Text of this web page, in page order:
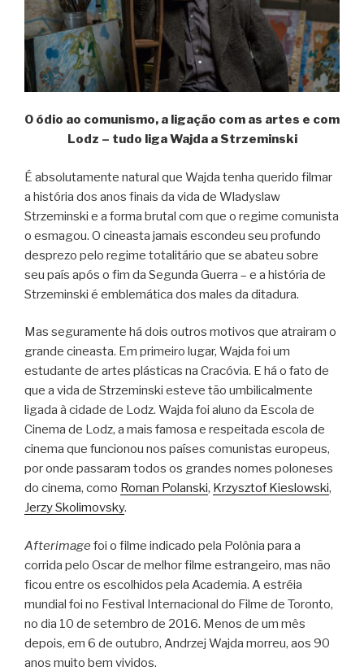
O ódio ao comunismo, a ligação com as artes e com
Lodz – tudo liga Wajda a Strzeminski
É absolutamente natural que Wajda tenha querido filmar
a história dos anos finais da vida de Wladyslaw
Strzeminski e a forma brutal com que o regime comunista
o esmagou. O cineasta jamais escondeu seu profundo
desprezo pelo regime totalitário que se abateu sobre
seu país após o fim da Segunda Guerra – e a história de
Strzeminski é emblemática dos males da ditadura.
Mas seguramente há dois outros motivos que atrairam o
grande cineasta. Em primeiro lugar, Wajda foi um
estudante de artes plásticas na Cracóvia. E há o fato de
que a vida de Strzeminski esteve tão umbilicalmente
ligada à cidade de Lodz. Wajda foi aluno da Escola de
Cinema de Lodz, a mais famosa e respeitada escola de
cinema que funcionou nos países comunistas europeus,
por onde passaram todos os grandes nomes poloneses
do cinema, como Roman Polanski, Krzysztof Kieslowski,
Jerzy Skolimovsky.
Afterimage foi o filme indicado pela Polônia para a
corrida pelo Oscar de melhor filme estrangeiro, mas não
ficou entre os escolhidos pela Academia. A estréia
mundial foi no Festival Internacional do Filme de Toronto,
no dia 10 de setembro de 2016. Menos de um mês
depois, em 6 de outubro, Andrzej Wajda morreu, aos 90
anos muito bem vividos.